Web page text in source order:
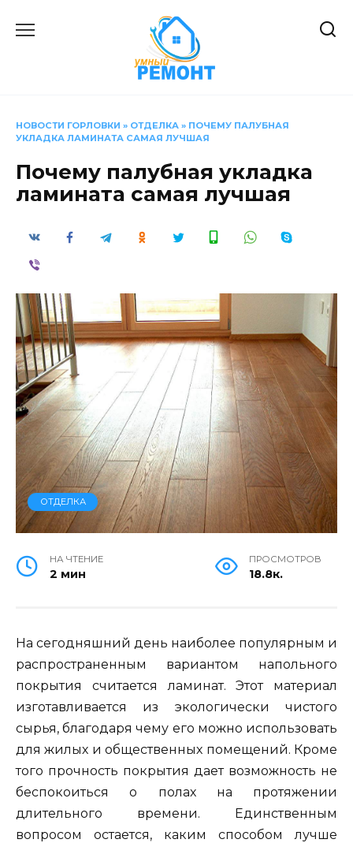
НОВОСТИ ГОРЛОВКИ » ОТДЕЛКА » ПОЧЕМУ ПАЛУБНАЯ
УКЛАДКА ЛАМИНАТА САМАЯ ЛУЧШАЯ
Почему палубная укладка
ламината самая лучшая
ОТДЕЛКА
НА ЧТЕНИЕ
2 мин
ПРОСМОТРОВ
18.8к.
На сегодняшний день наиболее популярным и
распространенным вариантом напольного
покрытия считается ламинат. Этот материал
изготавливается из экологически чистого
сырья, благодаря чему его можно использовать
для жилых и общественных помещений. Кроме
того прочность покрытия дает возможность не
беспокоиться о полах на протяжении
длительного времени. Единственным
вопросом остается, каким способом лучше